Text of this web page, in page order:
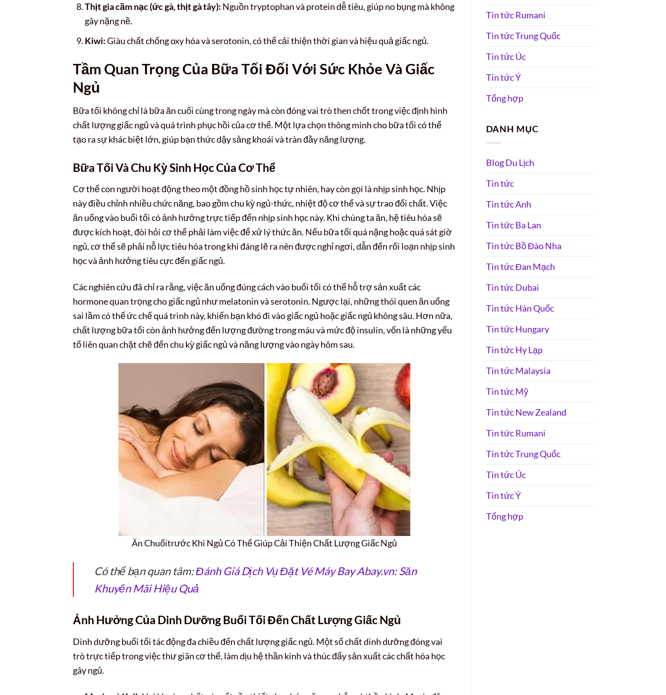
Thịt gia cầm nạc (ức gà, thịt gà tây): Nguồn tryptophan và protein dễ tiêu, giúp no bụng mà không
gây nặng nề.
Kiwi:Giàu chất chống oxy hóa và serotonin, có thể cải thiện thời gian và hiệu quả giấc ngủ.
Tầm Quan Trọng Của Bữa Tối Đối Với Sức Khỏe Và Giấc
Ngủ
Bữa tối không chỉ là bữa ăn cuối cùng trong ngày mà còn đóng vai trò then chốt trong việc định hình
chất lượng giấc ngủ và quá trình phục hồi của cơ thể. Một lựa chọn thông minh cho bữa tối có thể
tạo ra sự khác biệt lớn, giúp bạn thức dậy sảng khoái và tràn đầy năng lượng.
Bữa Tối Và Chu Kỳ Sinh Học Của Cơ Thể
Cơ thể con người hoạt động theo một đồng hồ sinh học tự nhiên, hay còn gọi là nhịp sinh học. Nhịp
này điều chỉnh nhiều chức năng, bao gồm chu kỳ ngủ-thức, nhiệt độ cơ thể và sự trao đổi chất. Việc
ăn uống vào buổi tối có ảnh hưởng trực tiếp đến nhịp sinh học này. Khi chúng ta ăn, hệ tiêu hóa sẽ
được kích hoạt, đòi hỏi cơ thể phải làm việc để xử lý thức ăn. Nếu bữa tối quá nặng hoặc quá sát giờ
ngủ, cơ thể sẽ phải nỗ lực tiêu hóa trong khi đáng lẽ ra nên được nghỉ ngơi, dẫn đến rối loạn nhịp sinh
học và ảnh hưởng tiêu cực đến giấc ngủ.
Các nghiên cứu đã chỉ ra rằng, việc ăn uống đúng cách vào buổi tối có thể hỗ trợ sản xuất các
hormone quan trọng cho giấc ngủ như melatonin và serotonin. Ngược lại, những thói quen ăn uống
sai lầm có thể ức chế quá trình này, khiến bạn khó đi vào giấc ngủ hoặc giấc ngủ không sâu. Hơn nữa,
chất lượng bữa tối còn ảnh hưởng đến lượng đường trong máu và mức độ insulin, vốn là những yếu
tố liên quan chặt chẽ đến chu kỳ giấc ngủ và năng lượng vào ngày hôm sau.
Ăn Chuốitrước Khi Ngủ Có Thể Giúp Cải Thiện Chất Lượng Giấc Ngủ
Có thể bạn quan tâm:Đánh Giá Dịch Vụ Đặt Vé Máy Bay Abay.vn: Săn
Khuyến Mãi Hiệu Quả
Ảnh Hưởng Của Dinh Dưỡng Buổi Tối Đến Chất Lượng Giấc Ngủ
Dinh dưỡng buổi tối tác động đa chiều đến chất lượng giấc ngủ. Một số chất dinh dưỡng đóng vai
trò trực tiếp trong việc thư giãn cơ thể, làm dịu hệ thần kinh và thúc đẩy sản xuất các chất hóa học
gây ngủ.
Tin tức Rumani
Tin tức Trung Quốc
Tin tức Úc
Tin tức Ý
Tổng hợp
DANH MỤC
Blog Du Lịch
Tin tức
Tin tức Anh
Tin tức Ba Lan
Tin tức Bồ Đào Nha
Tin tức Đan Mạch
Tin tức Dubai
Tin tức Hàn Quốc
Tin tức Hungary
Tin tức Hy Lạp
Tin tức Malaysia
Tin tức Mỹ
Tin tức New Zealand
Tin tức Rumani
Tin tức Trung Quốc
Tin tức Úc
Tin tức Ý
Tổng hợp